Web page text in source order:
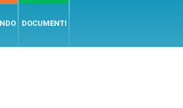
DOCUMENTI